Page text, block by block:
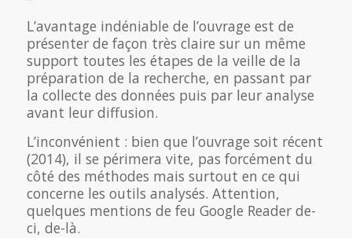
L’avantage indéniable de l’ouvrage est de
présenter de façon très claire sur un même
support toutes les étapes de la veille de la
préparation de la recherche, en passant par
la collecte des données puis par leur analyse
avant leur diffusion.
L’inconvénient : bien que l’ouvrage soit récent
(2014), il se périmera vite, pas forcément du
côté des méthodes mais surtout en ce qui
concerne les outils analysés. Attention,
quelques mentions de feu Google Reader de-
ci, de-là.